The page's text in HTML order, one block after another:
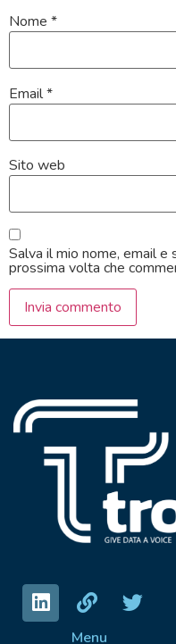
Nome *
Email*
Sito web
Salva il mio nome, email
prossima volta che
Menu